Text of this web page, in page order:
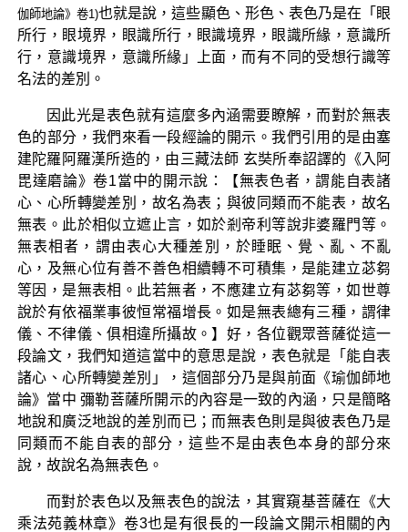
伽師地論》卷1)也就是說，這些顯色、形色、表色乃是在「眼
所行，眼境界，眼識所行，眼識境界，眼識所緣，意識所
行，意識境界，意識所緣」上面，而有不同的受想行識等
名法的差別。
因此光是表色就有這麼多內涵需要瞭解，而對於無表
色的部分，我們來看一段經論的開示。我們引用的是由塞
建陀羅阿羅漢所造的，由三藏法師 玄奘所奉詔譯的《入阿
毘達磨論》卷1當中的開示說：【無表色者，謂能自表諸
心、心所轉變差別，故名為表；與彼同類而不能表，故名
無表。此於相似立遮止言，如於剎帝利等說非婆羅門等。
無表相者，謂由表心大種差別，於睡眠、覺、亂、不亂
心，及無心位有善不善色相續轉不可積集，是能建立苾芻
等因，是無表相。此若無者，不應建立有苾芻等，如世尊
說於有依福業事彼恒常福增長。如是無表總有三種，謂律
儀、不律儀、俱相違所攝故。】好，各位觀眾菩薩從這一
段論文，我們知道這當中的意思是說，表色就是「能自表
諸心、心所轉變差別」，這個部分乃是與前面《瑜伽師地
論》當中 彌勒菩薩所開示的內容是一致的內涵，只是簡略
地說和廣泛地說的差別而已；而無表色則是與彼表色乃是
同類而不能自表的部分，這些不是由表色本身的部分來
說，故說名為無表色。
而對於表色以及無表色的說法，其實窺基菩薩在《大
乘法苑義林章》卷3也是有很長的一段論文開示相關的內